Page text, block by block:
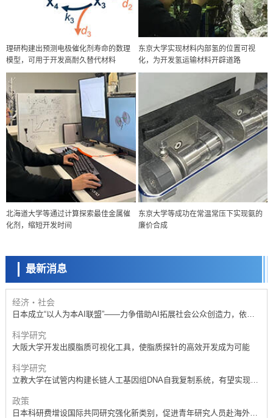
理研构建出预测电极催化剂寿命的数理
模型，可用于开发高耐久替代材料
东京大学实现材料内部氢的位置可视
化，为开发氢运输材料开辟道路
北海道大学等通过计算探索最佳金属催
化剂，缩短开发时间
东京大学等成功在常温常压下实现氨的
廉价合成
最新消息
政策
日本科研费增设国际共同研究强化新类别，促进青年研究人员赴海外开
展研究
科学研究
开发出300亿年仅误差1秒的光晶格钟，构建网络将其打造为下一代社会
基础设施
经济・社会
日本成立“以人为本AI联盟”——力争借助AI拓展社会公众创造力，依托
科学研究
大阪大学开发出膜脂质可视化工具，使脂质探针的高效开发成为可能
科学研究
立教大学在试管内构建长链人工基因组DNA自我复制系统，有望实现携
政策
日本科研费增设国际共同研究强化新类别，促进青年研究人员赴海外开